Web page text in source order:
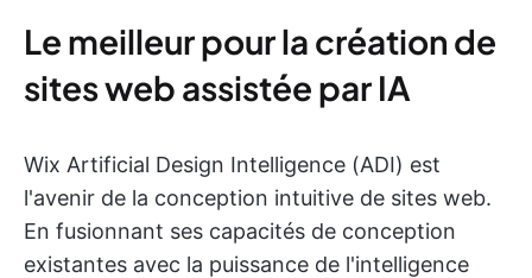
Le meilleur pour la création de
sites web assistée par IA
Wix Artificial Design Intelligence (ADI) est
l'avenir de la conception intuitive de sites web.
En fusionnant ses capacités de conception
existantes avec la puissance de l'intelligence